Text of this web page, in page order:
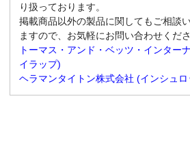
り扱っております。
掲載商品以外の製品に関してもご相談
ますので、お気軽にお問い合わせくださ
トーマス・アンド・ベッツ・インター
イラップ)
ヘラマンタイトン株式会社 (インシュロ